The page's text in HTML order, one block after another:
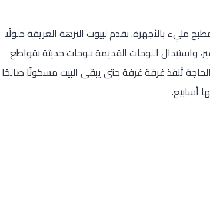
مليء بالأجهزة. نقدم لبيوت النزهة العريقة حلولًا
اللوحات القديمة بلوحات حديثة بقواطع
تُنفذ غرفة غرفة حتى يبقى البيت مسكونًا صالحًا
أسابيع.